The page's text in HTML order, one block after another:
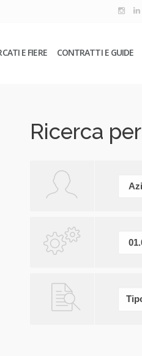
E FIERE CONTRATTI E GUIDE
Ricerca per